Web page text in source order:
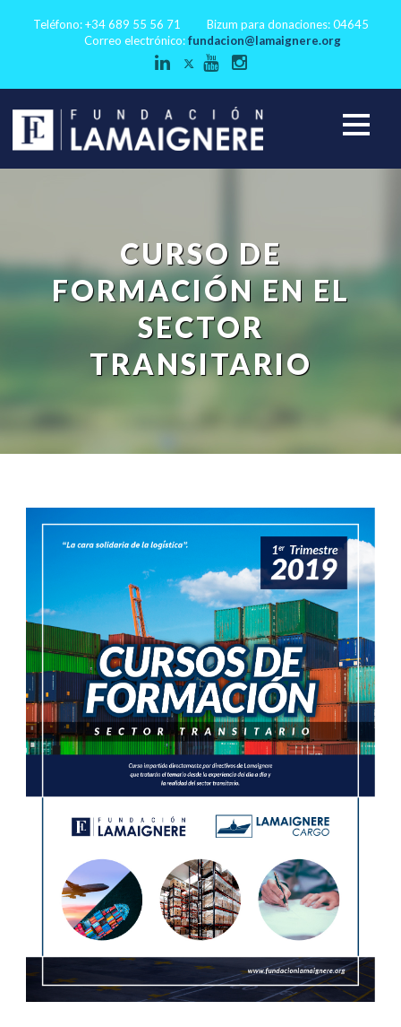
Teléfono: +34 689 55 56 71
Bizum para donaciones: 04645
Correo electrónico:fundacion@lamaignere.org
CURSO DE
FORMACIÓN EN EL
SECTOR
TRANSITARIO